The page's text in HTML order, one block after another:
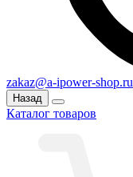
zakaz@a-ipower-shop.ru
Назад
Каталог товаров